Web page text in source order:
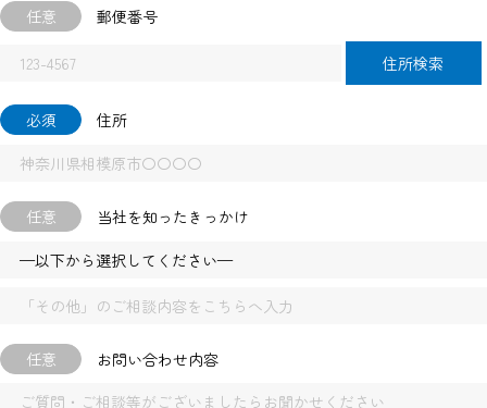
任意 郵便番号
住所検索
必須 住所
任意 当社を知ったきっかけ
任意 お問い合わせ内容